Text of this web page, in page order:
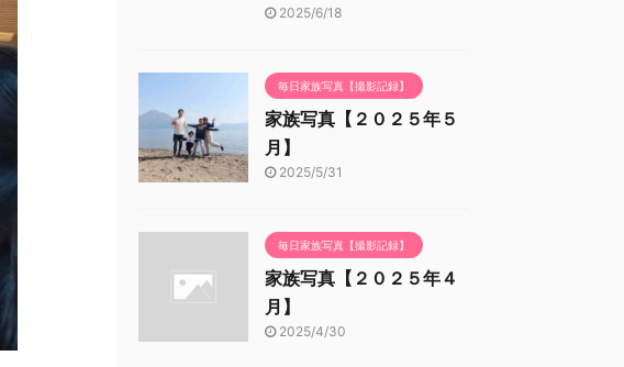
2025/6/18
毎日家族写真【撮影記録】
家族写真【２０２５年５
月】
2025/5/31
毎日家族写真【撮影記録】
家族写真【２０２５年４
月】
2025/4/30